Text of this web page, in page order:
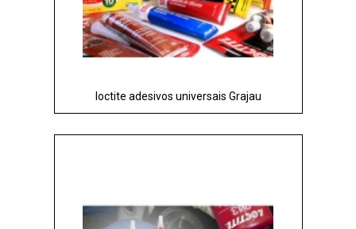
loctite adesivos universais Grajau